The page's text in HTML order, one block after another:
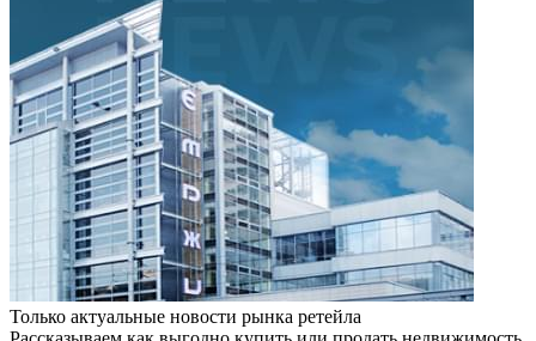
Только актуальные новости рынка ретейла